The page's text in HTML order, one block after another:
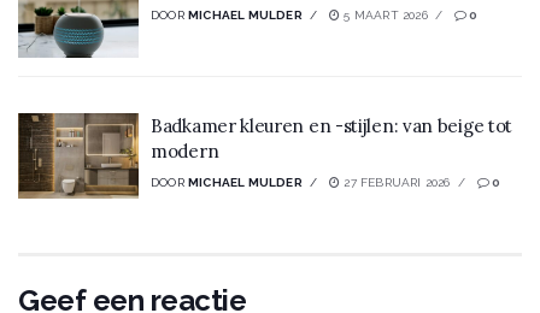
DOOR MICHAEL MULDER 5 MAART 2026 0
Badkamer kleuren en -stijlen: van beige tot
modern
DOOR MICHAEL MULDER 27 FEBRUARI 2026 0
Geef een reactie